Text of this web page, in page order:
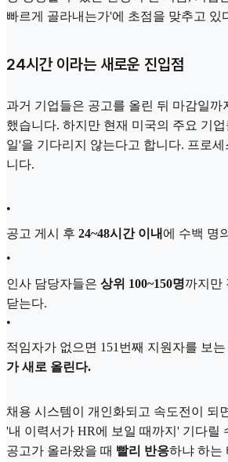
빠르게 골라내는가'에 초점을 맞추고 있
24시간 이라는 새로운 진입점
과거 기업들은 공고를 올린 뒤 마감일까
했습니다. 하지만 현재 미국의 주요 기
일'을 기다리지 않는다고 합니다. 프로
니다.
•
공고 게시 후 24~48시간 이내 에 수백 명
•
인사 담당자들은 상위 100~150명까지만
닫는다.
•
적임자가 없으면 151번째 지원자를 보는
가 새로 올린다.
채용 시스템이 개인화되고 속도전이 되
'내 이력서가 HR에 보일 때까지' 기다릴
공고가 올라왔을 때 빨리 반응하냐 하는